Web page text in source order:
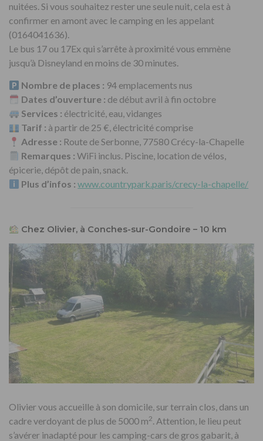
nuitées. Si vous souhaitez rester une seule nuit, cela est à
confirmer en amont avec le camping en les appelant
(0164041636).
Le bus 17 ou 17Ex qui s’arrête à proximité vous emmène
jusqu’à Disneyland en moins de 30 minutes.
Nombre de places : 94 emplacements nus
Dates d’ouverture : de début avril à fin octobre
Services : électricité, eau, vidanges
Tarif : à partir de 25 €, électricité comprise
Adresse : Route de Serbonne, 77580 Crécy-la-Chapelle
Remarques : WiFi inclus. Piscine, location de vélos,
épicerie, dépôt de pain, snack.
Plus d’infos : www.countrypark.paris/crecy-la-chapelle/
Chez Olivier, à Conches-sur-Gondoire – 10 km
Olivier vous accueille à son domicile, sur terrain clos, dans un
cadre verdoyant de plus de 5000 m2 . Attention, le lieu peut
s’avérer inadapté pour les camping-cars de gros gabarit, à